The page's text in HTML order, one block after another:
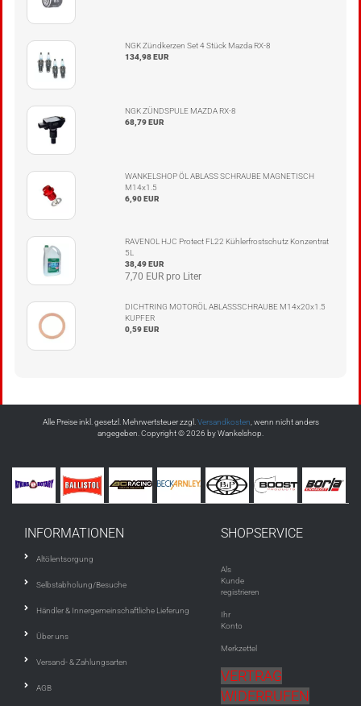
NGK Zündkerzen Set 4 Stück Mazda RX-8
134,98 EUR
NGK ZÜNDSPULE MAZDA RX-8
68,79 EUR
WANKELSHOP ÖL ABLASS SCHRAUBE MAGNETISCH
M14x1.5
6,90 EUR
RAVENOL HJC Protect FL22 Kühlerfrostschutz Konzentrat
5L
38,49 EUR
7,70 EUR pro Liter
DICHTRING MOTORÖL ABLASSSCHRAUBE M14x20x1.5
KUPFER
0,59 EUR
Alle Preise inkl. gesetzl. Mehrwertsteuer zzgl. Versandkosten , wenn nicht anders
angegeben. Copyright © 2026 by Wankelshop.
INFORMATIONEN
Altölentsorgung
Selbstabholung/Besuche
Händler & Innergemeinschaftliche Lieferung
Über uns
Versand- & Zahlungsarten
AGB
SHOPSERVICE
Als
Kunde
registrieren
Ihr
Konto
Merkzettel
VERTRAG
WIDERRUFEN